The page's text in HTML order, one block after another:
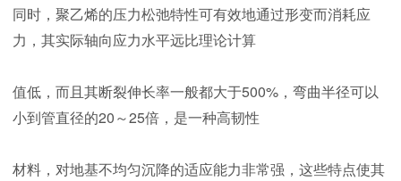
同时，聚乙烯的压力松弛特性可有效地通过形变而消耗应
力，其实际轴向应力水平远比理论计算
值低，而且其断裂伸长率一般都大于500%，弯曲半径可以
小到管直径的20～25倍，是一种高韧性
材料，对地基不均匀沉降的适应能力非常强，这些特点使其